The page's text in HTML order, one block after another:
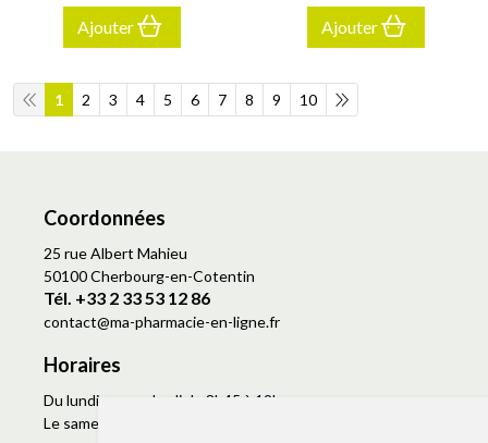
Ajouter Ajouter
1 2 3 4 5 6 7 8 9 10
Coordonnées
25 rue Albert Mahieu
50100 Cherbourg-en-Cotentin
Tél. +33 2 33 53 12 86
contact@ma-pharmacie-en-ligne.fr
Horaires
Du lundi au vendredi de 8h45 à 19h
Le samedi de 9h à 19h